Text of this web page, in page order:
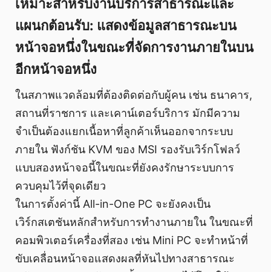
เหมาะสำหรับงานบริการสาธารณะและ
แผนกต้อนรับ: แสดงข้อมูลสาธารณะบน
หน้าจอหนึ่งในขณะที่จัดการงานภายในบน
อีกหน้าจอหนึ่ง
ในสภาพแวดล้อมที่ต้องติดต่อกับผู้คน เช่น ธนาคาร,
สถานที่ราชการ และเคาน์เตอร์บริการ มักมีความ
จำเป็นต้องแยกเนื้อหาที่ลูกค้าเห็นออกจากระบบ
ภายใน ฟังก์ชัน KVM ของ MSI รองรับเวิร์กโฟลว์
แบบสองหน้าจอนี้ในขณะที่ยังคงรักษาระบบการ
ควบคุมไว้ที่จุดเดียว
ในการตั้งค่านี้ All-in-One PC จะยังคงเป็น
เวิร์กสเตชันหลักสำหรับการทำงานภายใน ในขณะที่
คอมพิวเตอร์เครื่องที่สอง เช่น Mini PC จะทำหน้าที่
ขับเคลื่อนหน้าจอแสดงผลที่หันไปทางสาธารณะ